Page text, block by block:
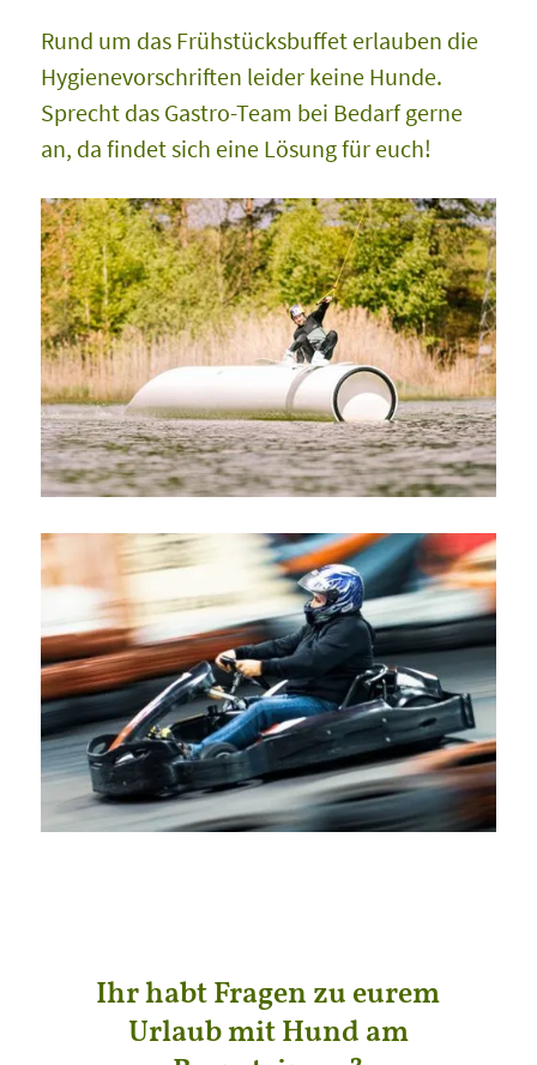
Rund um das Frühstücksbuffet erlauben die
Hygienevorschriften leider keine Hunde.
Sprecht das Gastro-Team bei Bedarf gerne
an, da findet sich eine Lösung für euch!
Ihr habt Fragen zu eurem
Urlaub mit Hund am